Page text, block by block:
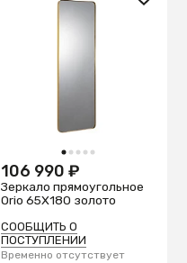
1 2 3 4 5
106 990 ₽
Зеркало прямоугольное
Orio 65X180 золото
СООБЩИТЬ О
ПОСТУПЛЕНИИ
Временно отсутствует